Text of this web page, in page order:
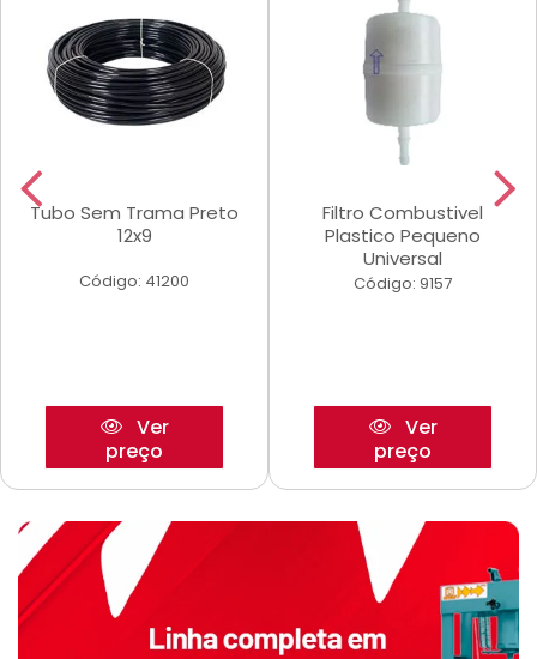
Tubo Sem Trama Preto
12x9
Código: 41200
Ver
preço
Filtro Combustivel
Plastico Pequeno
Universal
Código: 9157
Ver
preço